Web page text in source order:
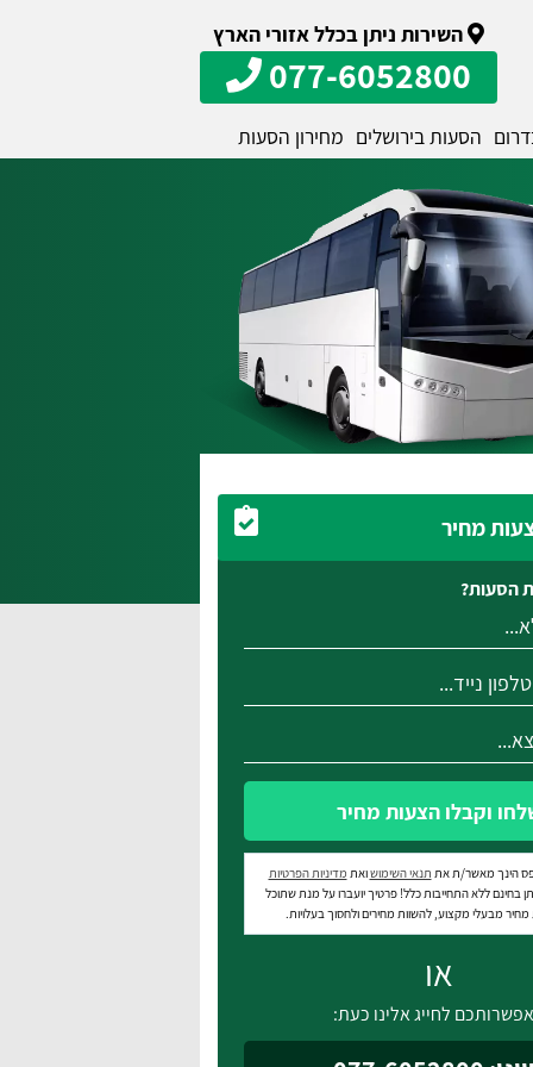
השירות ניתן בכלל אזורי הארץ
077-6052800
הסעות בירושלים מחירון הסעות
הסעות?
וקבלו הצעות מחיר
הינך מאשר/ת את תנאי השימושואת מדיניות הפרטיות
בחינם ללא התחייבות כלל! פרטיך יועברו על מנת שתוכל
מבעלי מקצוע, להשוות מחירים ולחסוך בעלויות.
או
לחייג אלינו כעת: